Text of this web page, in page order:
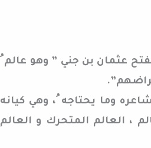
عثمان بن جني ” وهو عالم
وما يحتاجه ُ، وهي كيانه
، العالم المتحرك و العالم